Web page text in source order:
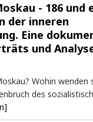
- 186 und
der inneren
Eine
und
Wohin wenden
des